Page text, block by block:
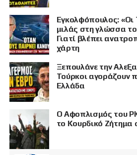
Εγκολφόπουλος: «Οι
μιλάς στη γλώσσα
Γιατί βλέπει
χάρτη
Ξεπουλάνε την
Τούρκοι αγοράζουν
Ελλάδα
Ο Αφοπλισμός του
το Κουρδικό Ζήτημα